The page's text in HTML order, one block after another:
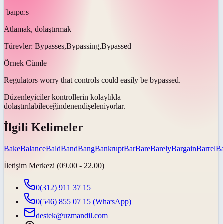
ˈbaɪpɑːs
Atlamak, dolaştırmak
Türevler: Bypasses,Bypassing,Bypassed
Örnek Cümle
Regulators worry that controls could easily be bypassed.
Düzenleyiciler kontrollerin kolaylıkla
dolaştırılabileceğindenendişeleniyorlar.
İlgili Kelimeler
BakeBalanceBaldBandBangBankruptBarBareBarelyBargainBarrel
İletişim Merkezi (09.00 - 22.00)
0(312) 911 37 15
0(546) 855 07 15 (WhatsApp)
destek@uzmandil.com